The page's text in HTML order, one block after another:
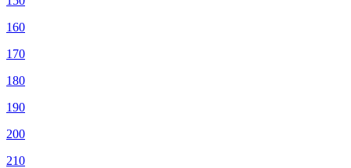
160
170
180
190
200
210